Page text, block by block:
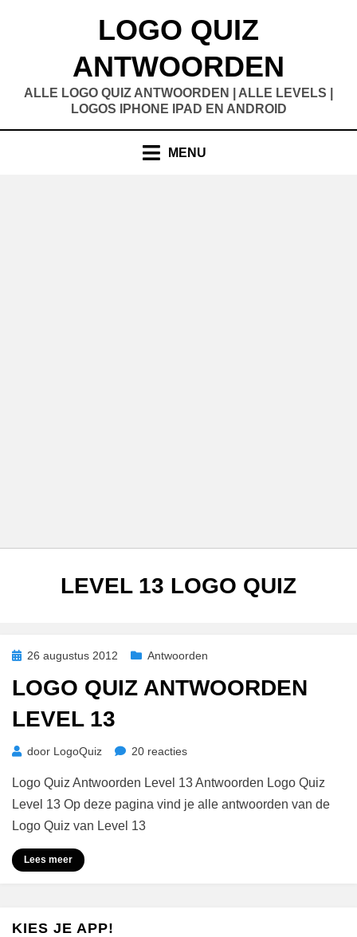
LOGO QUIZ
ANTWOORDEN
ALLE LOGO QUIZ ANTWOORDEN | ALLE LEVELS |
LOGOS IPHONE IPAD EN ANDROID
MENU
TAG
:
LEVEL 13 LOGO QUIZ
Geplaatst
26 augustus 2012 Antwoorden
LOGO QUIZ ANTWOORDEN
LEVEL 13
door LogoQuiz 20 reactiesop
Quiz
Antwoorden
Logo Quiz Antwoorden Level 13 Antwoorden Logo Quiz
Level 13 Op deze pagina vind je alle antwoorden van de
Logo Quiz van Level 13
Lees meer
KIES JE APP!